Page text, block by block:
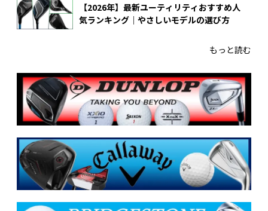
【2026年】最新ユーティリティおすすめ人
気ランキング｜やさしいモデルの選び方
もっと読む